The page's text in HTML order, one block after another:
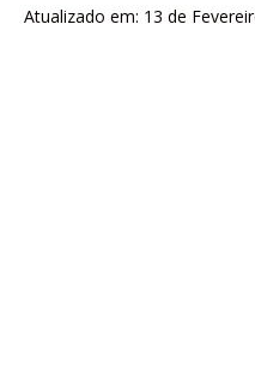
Atualizado em: 13 de